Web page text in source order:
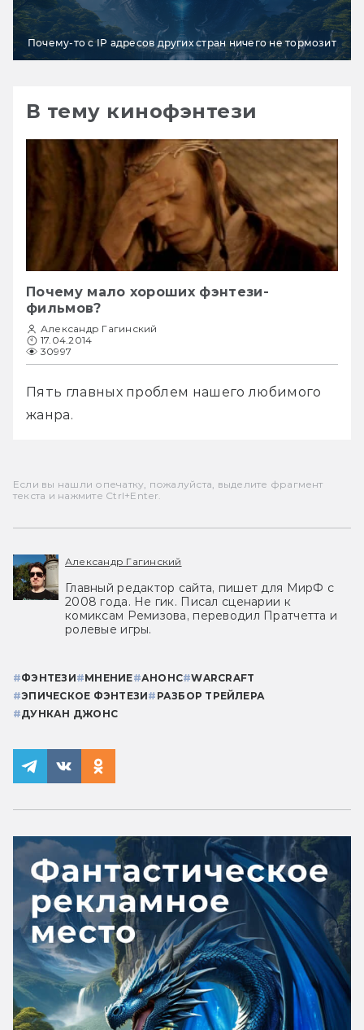
Почему-то с IP адресов других стран ничего не тормозит
В тему кинофэнтези
Почему мало хороших фэнтези-
фильмов?
Александр Гагинский
17.04.2014
30997
Пять главных проблем нашего любимого
жанра.
Если вы нашли опечатку, пожалуйста, выделите фрагмент
текста и нажмите Ctrl+Enter.
Александр Гагинский
Главный редактор сайта, пишет для МирФ с
2008 года. Не гик. Писал сценарии к
комиксам Ремизова, переводил Пратчетта и
ролевые игры.
#ФЭНТЕЗИ#МНЕНИЕ#АНОНС#WARCRAFT
#ЭПИЧЕСКОЕ ФЭНТЕЗИ# РАЗБОР ТРЕЙЛЕРА
#ДУНКАН ДЖОНС